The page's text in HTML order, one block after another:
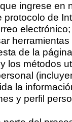
ingrese en
de
de la
los métodos
la
y perfil